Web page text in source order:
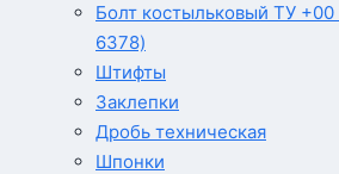
Болт костыльковый ТУ
6378)
Штифты
Заклепки
Дробь техническая
Шпонки